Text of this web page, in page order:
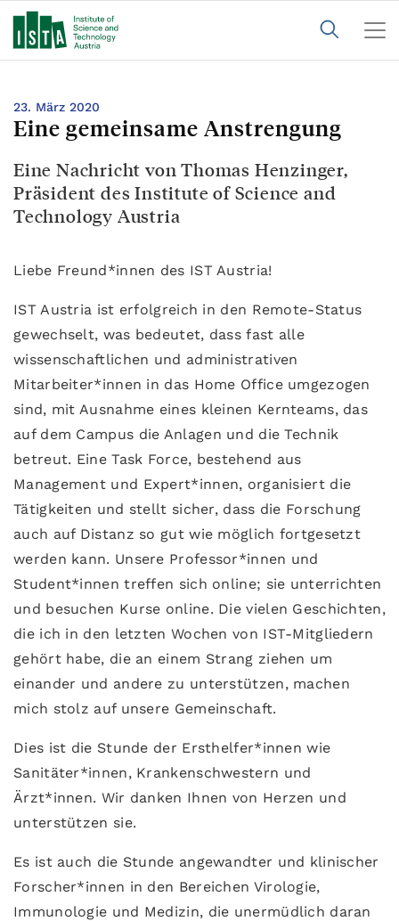
23. März 2020
Eine gemeinsame Anstrengung
Eine Nachricht von Thomas Henzinger,
Präsident des Institute of Science and
Technology Austria
Liebe Freund*innen des IST Austria!
IST Austria ist erfolgreich in den Remote-Status
gewechselt, was bedeutet, dass fast alle
wissenschaftlichen und administrativen
Mitarbeiter*innen in das Home Office umgezogen
sind, mit Ausnahme eines kleinen Kernteams, das
auf dem Campus die Anlagen und die Technik
betreut. Eine Task Force, bestehend aus
Management und Expert*innen, organisiert die
Tätigkeiten und stellt sicher, dass die Forschung
auch auf Distanz so gut wie möglich fortgesetzt
werden kann. Unsere Professor*innen und
Student*innen treffen sich online; sie unterrichten
und besuchen Kurse online. Die vielen Geschichten,
die ich in den letzten Wochen von IST-Mitgliedern
gehört habe, die an einem Strang ziehen um
einander und andere zu unterstützen, machen
mich stolz auf unsere Gemeinschaft.
Dies ist die Stunde der Ersthelfer*innen wie
Sanitäter*innen, Krankenschwestern und
Ärzt*innen. Wir danken Ihnen von Herzen und
unterstützen sie.
Es ist auch die Stunde angewandter und klinischer
Forscher*innen in den Bereichen Virologie,
Immunologie und Medizin, die unermüdlich daran